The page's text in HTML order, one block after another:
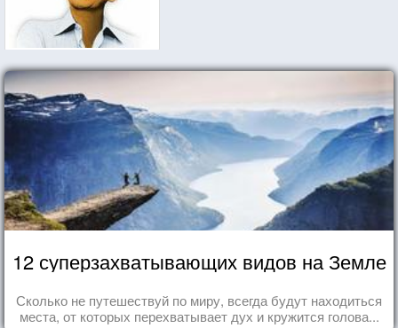
12 суперзахватывающих видов на Земле
Сколько не путешествуй по миру, всегда будут находиться
места, от которых перехватывает дух и кружится голова...